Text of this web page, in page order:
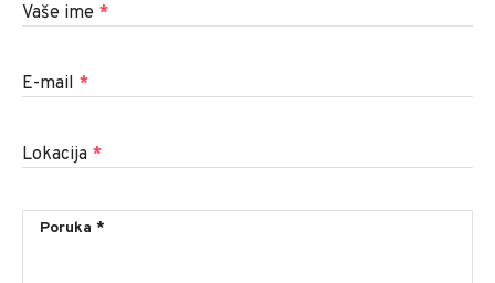
Vaše ime *
E-mail *
Lokacija *